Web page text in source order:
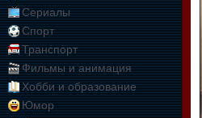
Сериалы
Спорт
Транспорт
Фильмы и анимация
Хобби и образование
Юмор